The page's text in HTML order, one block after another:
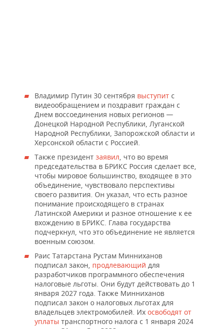
Владимир Путин 30 сентября выступит с
видеообращением и поздравит граждан с
Днем воссоединения новых регионов —
Донецкой Народной Республики, Луганской
Народной Республики, Запорожской области и
Херсонской области с Россией.
Также президент заявил , что во время
председательства в БРИКС Россия сделает все,
чтобы мировое большинство, входящее в это
объединение, чувствовало перспективы
своего развития. Он указал, что есть разное
понимание происходящего в странах
Латинской Америки и разное отношение к ее
вхождению в БРИКС. Глава государства
подчеркнул, что это объединение не является
военным союзом.
Раис Татарстана Рустам Минниханов
подписал закон, продлевающий для
разработчиков программного обеспечения
налоговые льготы. Они будут действовать до 1
января 2027 года. Также Минниханов
подписал закон о налоговых льготах для
владельцев электромобилей. Их освободят от
уплаты транспортного налога с 1 января 2024